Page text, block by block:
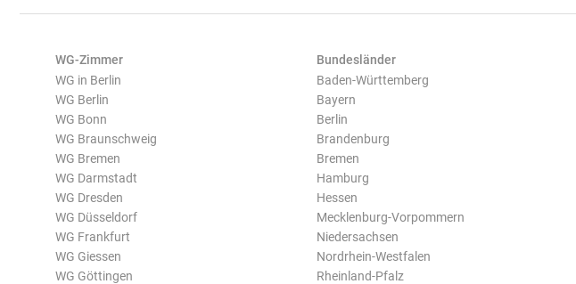
WG-Zimmer
WG in Berlin
WG Berlin
WG Bonn
WG Braunschweig
WG Bremen
WG Darmstadt
WG Dresden
WG Düsseldorf
WG Frankfurt
WG Giessen
WG Göttingen
Bundesländer
Baden-Württemberg
Bayern
Berlin
Brandenburg
Bremen
Hamburg
Hessen
Mecklenburg-Vorpommern
Niedersachsen
Nordrhein-Westfalen
Rheinland-Pfalz